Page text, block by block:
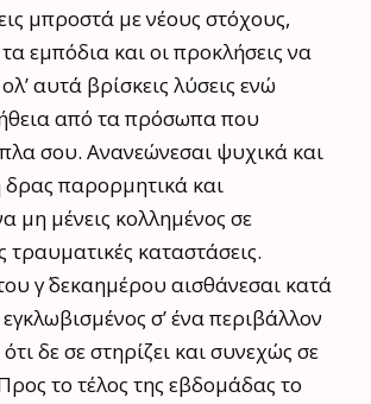
μπροστά με νέους στόχους,
εμπόδια και οι προκλήσεις να
αυτά βρίσκεις λύσεις ενώ
από τα πρόσωπα που
σου. Ανανεώνεσαι ψυχικά και
παρορμητικά και
μη μένεις κολλημένος σε
τραυματικές καταστάσεις.
γ΄ δεκαημέρου αισθάνεσαι κατά
σ’ ένα περιβάλλον
δε σε στηρίζει και συνεχώς σε
το τέλος της εβδομάδας το